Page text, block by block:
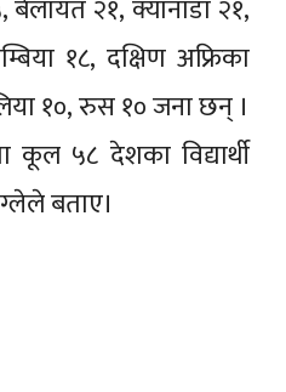
२१, क्यानाडा २१,
१८, दक्षिण अफ्रिका
१०, रुस १० जना छन् ।
कूल ५८ देशका विद्यार्थी
बताए।